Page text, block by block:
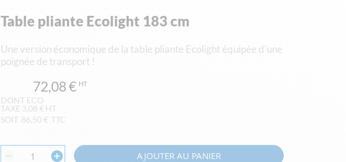
Table pliante Ecolight 183 cm
Une version économique de la table pliante Ecolight équipée d'une
poignée de transport !
SOIT 86,50 € TTC
72,08 €
3,08 €
AJOUTER AU PANIER